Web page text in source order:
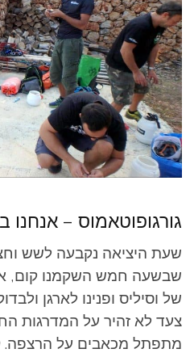
גורגופוטאמוס – אנחנו
שעת היציאה נקבעה לשש
שבשעה חמש השקמנו קום,
של וסיליס ופנינו לארגן
צעד לא זהיר על המדרגות
מתפתל מכאבים על הרצפה.